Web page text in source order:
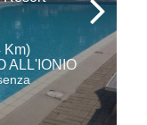
Km)
ALL'IONIO